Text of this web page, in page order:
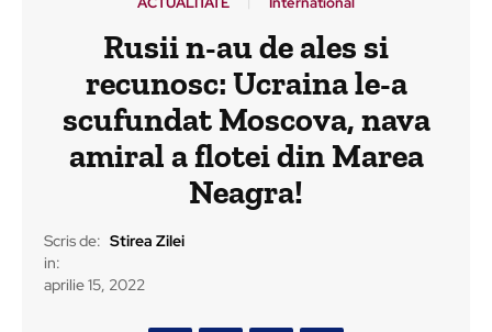
Rusii n-au de ales si
recunosc: Ucraina le-a
scufundat Moscova, nava
amiral a flotei din Marea
Neagra!
Scris de: Stirea Zilei
in:
aprilie 15, 2022